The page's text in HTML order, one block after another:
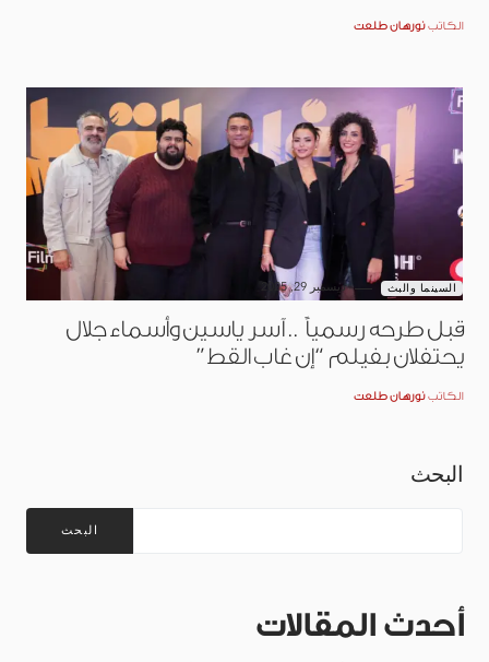
الكاتب نورهان طلعت
السينما والبث ديسمبر 29, 2025
قبل طرحه رسمياً .. آسر ياسين وأسماء جلال
يحتفلان بفيلم “إن غاب القط”
الكاتب نورهان طلعت
البحث
البحث
أحدث المقالات